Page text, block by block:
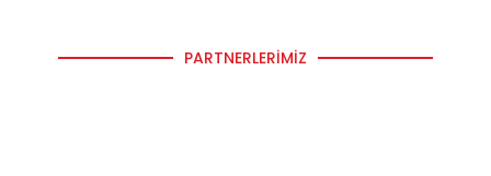
PARTNERLERIMIZ